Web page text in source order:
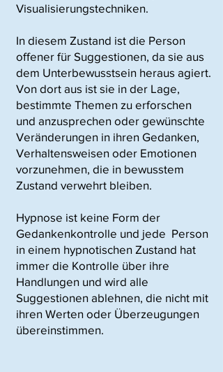
Visualisierungstechniken.
In diesem Zustand ist die Person
offener für Suggestionen, da sie aus
dem Unterbewusstsein heraus agiert.
Von dort aus ist sie in der Lage,
bestimmte Themen zu erforschen
und anzusprechen oder gewünschte
Veränderungen in ihren Gedanken,
Verhaltensweisen oder Emotionen
vorzunehmen, die in bewusstem
Zustand verwehrt bleiben.
Hypnose ist keine Form der
Gedankenkontrolle und jede Person
in einem hypnotischen Zustand hat
immer die Kontrolle über ihre
Handlungen und wird alle
Suggestionen ablehnen, die nicht mit
ihren Werten oder Überzeugungen
übereinstimmen.